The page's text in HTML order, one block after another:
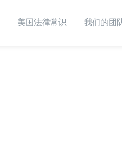
美国法律常识 我们的团